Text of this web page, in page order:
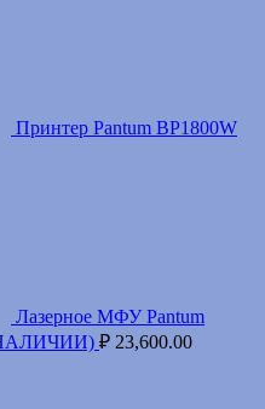
Принтер Pantum BP1800W
Лазерное МФУ Pantum
₽ 23,600.00